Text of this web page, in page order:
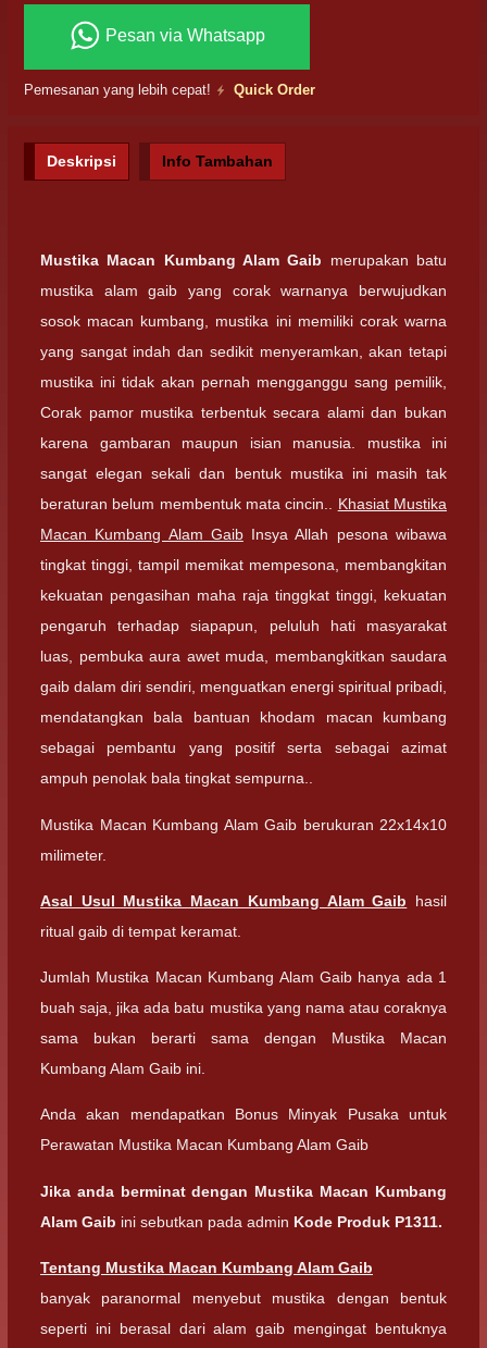
Pesan via Whatsapp
Pemesanan yang lebih cepat! Quick Order
Deskripsi Info Tambahan
Mustika Macan Kumbang Alam Gaib merupakan batu
mustika alam gaib yang corak warnanya berwujudkan
sosok macan kumbang, mustika ini memiliki corak warna
yang sangat indah dan sedikit menyeramkan, akan tetapi
mustika ini tidak akan pernah mengganggu sang pemilik,
Corak pamor mustika terbentuk secara alami dan bukan
karena gambaran maupun isian manusia. mustika ini
sangat elegan sekali dan bentuk mustika ini masih tak
beraturan belum membentuk mata cincin.. Khasiat Mustika
Macan Kumbang Alam GaibInsya Allah pesona wibawa
tingkat tinggi, tampil memikat mempesona, membangkitan
kekuatan pengasihan maha raja tinggkat tinggi, kekuatan
pengaruh terhadap siapapun, peluluh hati masyarakat
luas, pembuka aura awet muda, membangkitkan saudara
gaib dalam diri sendiri, menguatkan energi spiritual pribadi,
mendatangkan bala bantuan khodam macan kumbang
sebagai pembantu yang positif serta sebagai azimat
ampuh penolak bala tingkat sempurna..
Mustika Macan Kumbang Alam Gaib berukuran 22x14x10
milimeter.
Asal Usul Mustika Macan Kumbang Alam Gaib hasil
ritual gaib di tempat keramat.
Jumlah Mustika Macan Kumbang Alam Gaib hanya ada 1
buah saja, jika ada batu mustika yang nama atau coraknya
sama bukan berarti sama dengan Mustika Macan
Kumbang Alam Gaib ini.
Anda akan mendapatkan Bonus Minyak Pusaka untuk
Perawatan Mustika Macan Kumbang Alam Gaib
Jika anda berminat dengan Mustika Macan Kumbang
Alam Gaib ini sebutkan pada admin Kode Produk P1311.
Tentang Mustika Macan Kumbang Alam Gaib
banyak paranormal menyebut mustika dengan bentuk
seperti ini berasal dari alam gaib mengingat bentuknya